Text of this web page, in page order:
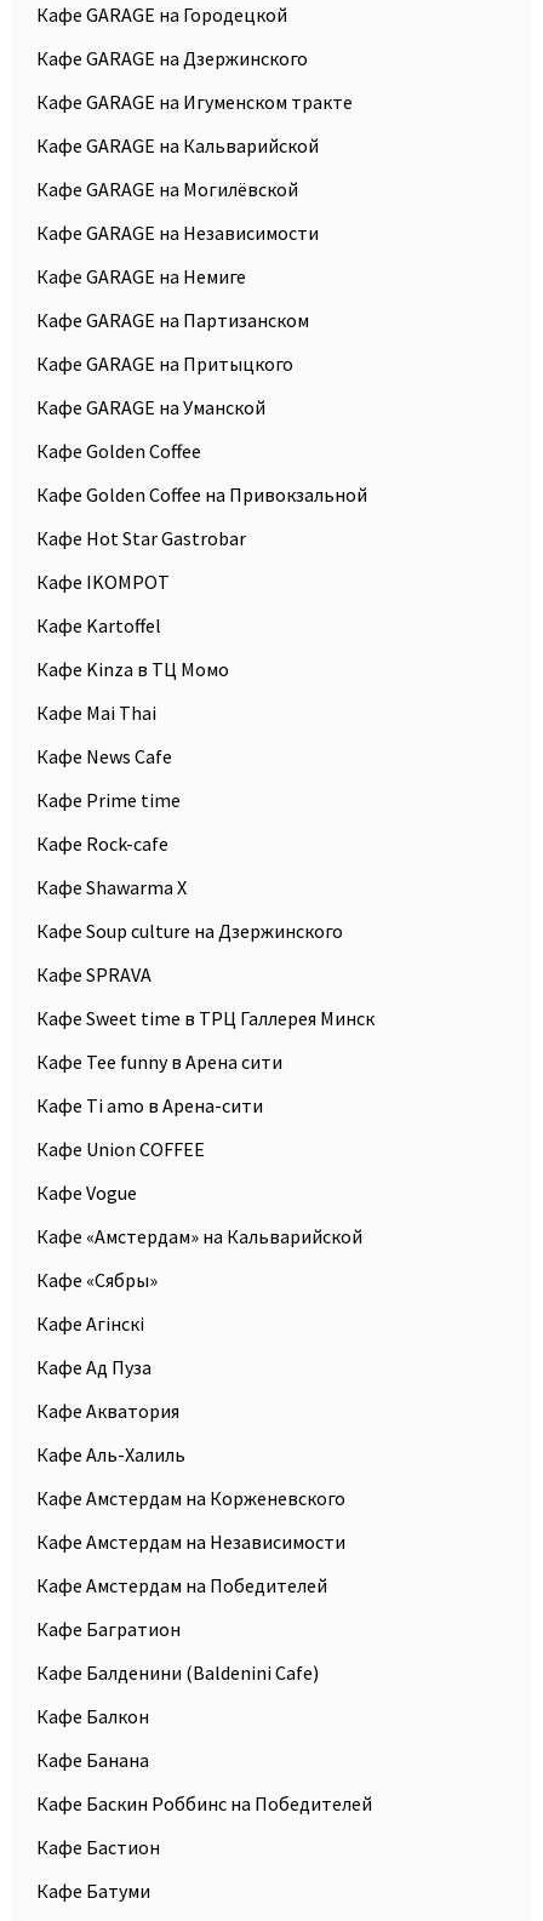
Кафе GARAGE на Городецкой
Кафе GARAGE на Дзержинского
Кафе GARAGE на Игуменском тракте
Кафе GARAGE на Кальварийской
Кафе GARAGE на Могилёвской
Кафе GARAGE на Независимости
Кафе GARAGE на Немиге
Кафе GARAGE на Партизанском
Кафе GARAGE на Притыцкого
Кафе GARAGE на Уманской
Кафе Golden Coffee
Кафе Golden Coffee на Привокзальной
Кафе Hot Star Gastrobar
Кафе IKOMPOT
Кафе Kartoffel
Кафе Kinza в ТЦ Момо
Кафе Mai Thai
Кафе News Cafe
Кафе Prime time
Кафе Rock-cafe
Кафе Shawarma X
Кафе Soup culture на Дзержинского
Кафе SPRAVA
Кафе Sweet time в ТРЦ Галлерея Минск
Кафе Tee funny в Арена сити
Кафе Ti amo в Арена-сити
Кафе Union COFFEE
Кафе Vogue
Кафе «Амстердам» на Кальварийской
Кафе «Сябры»
Кафе Агiнскi
Кафе Ад Пуза
Кафе Акватория
Кафе Аль-Халиль
Кафе Амстердам на Корженевского
Кафе Амстердам на Независимости
Кафе Амстердам на Победителей
Кафе Багратион
Кафе Балденини (Baldenini Сafe)
Кафе Балкон
Кафе Банана
Кафе Баскин Роббинс на Победителей
Кафе Бастион
Кафе Батуми